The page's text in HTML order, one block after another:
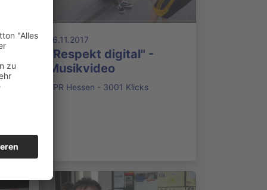
16.11.2017
"Respekt digital" -
Musikvideo
LPR Hessen - 3001 Klicks